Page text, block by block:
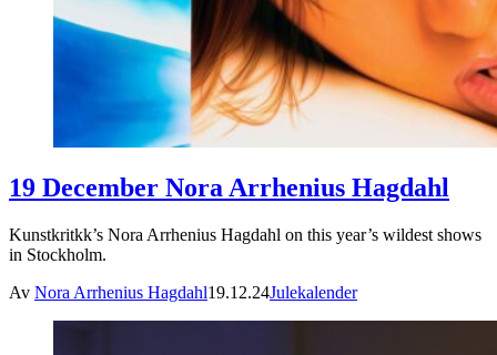
19 December Nora Arrhenius Hagdahl
Kunstkritkk’s Nora Arrhenius Hagdahl on this year’s wildest shows
in Stockholm.
Av Nora Arrhenius Hagdahl19.12.24Julekalender